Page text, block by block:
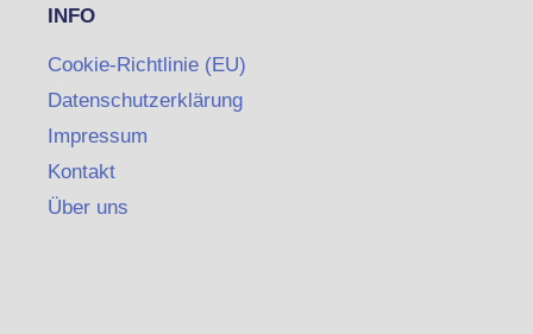
INFO
Cookie-Richtlinie (EU)
Datenschutzerklärung
Impressum
Kontakt
Über uns